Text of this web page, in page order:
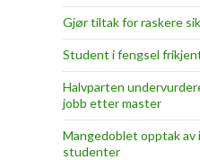
Gjør tiltak for raskere
Student i fengsel
Halvparten
jobb etter master
Mangedoblet opptak av
studenter